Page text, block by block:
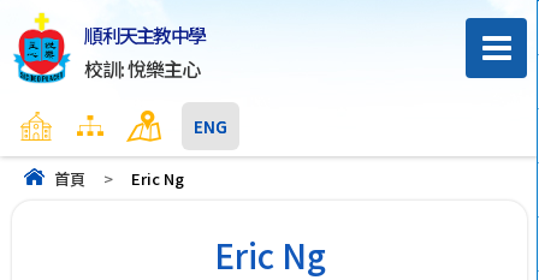
順利天主教中學
校訓: 悅樂主心
主頁 網頁地圖 聯絡我們
ENG
首頁 > Eric Ng
Eric Ng